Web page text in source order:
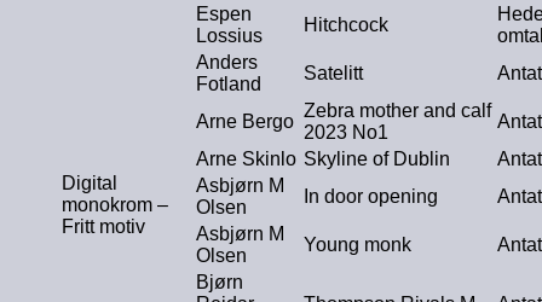
Digital
monokrom –
Fritt motiv
Espen
Lossius
Hitchcock
Anders
Fotland
Satelitt
Arne Bergo
Zebra mother and calf
2023 No1
Arne Skinlo Skyline of Dublin
Asbjørn M
Olsen
In door opening
Asbjørn M
Olsen
Young monk
Bjørn